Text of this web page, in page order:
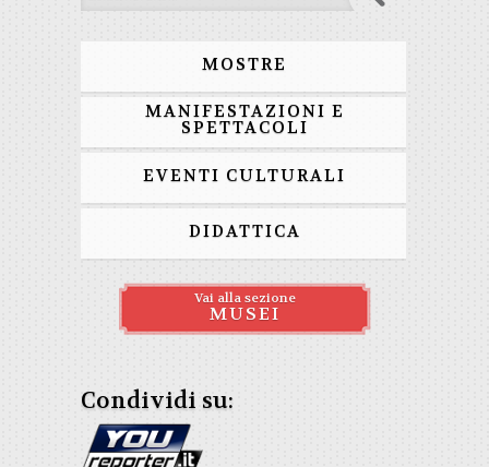
MOSTRE
MANIFESTAZIONI E
SPETTACOLI
EVENTI CULTURALI
DIDATTICA
Vai alla sezione
MUSEI
Condividi su: